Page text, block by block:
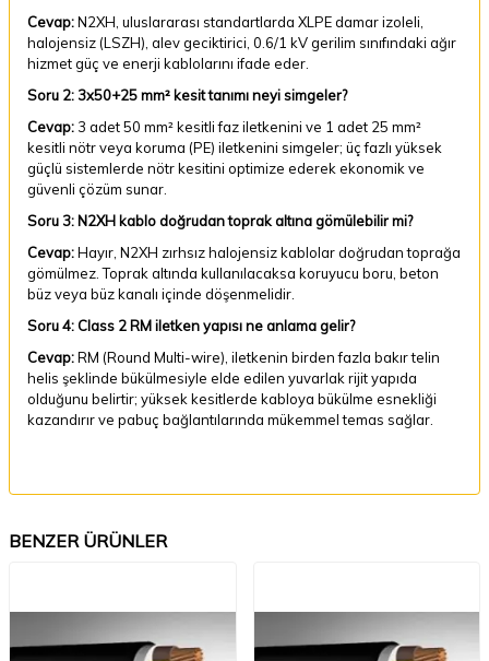
Cevap:N2XH, uluslararası standartlarda XLPE damar izoleli,
halojensiz (LSZH), alev geciktirici, 0.6/1 kV gerilim sınıfındaki ağır
hizmet güç ve enerji kablolarını ifade eder.
Soru 2: 3x50+25 mm² kesit tanımı neyi simgeler?
Cevap: 3 adet 50 mm² kesitli faz iletkenini ve 1 adet 25 mm²
kesitli nötr veya koruma (PE) iletkenini simgeler; üç fazlı yüksek
güçlü sistemlerde nötr kesitini optimize ederek ekonomik ve
güvenli çözüm sunar.
Soru 3: N2XH kablo doğrudan toprak altına gömülebilir mi?
Cevap:Hayır, N2XH zırhsız halojensiz kablolar doğrudan toprağa
gömülmez. Toprak altında kullanılacaksa koruyucu boru, beton
büz veya büz kanalı içinde döşenmelidir.
Soru 4: Class 2 RM iletken yapısı ne anlama gelir?
Cevap:RM (Round Multi-wire), iletkenin birden fazla bakır telin
helis şeklinde bükülmesiyle elde edilen yuvarlak rijit yapıda
olduğunu belirtir; yüksek kesitlerde kabloya bükülme esnekliği
kazandırır ve pabuç bağlantılarında mükemmel temas sağlar.
BENZER ÜRÜNLER